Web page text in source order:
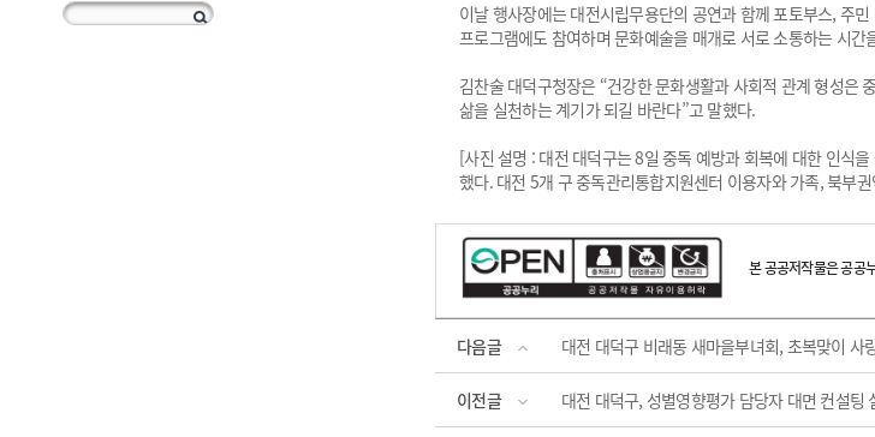
이날 행사장에는 대전시립무용단의 공연과 함께 포토부스, 주
프로그램에도 참여하며 문화예술을 매개로 서로 소통하는 시간
김찬술 대덕구청장은 “건강한 문화생활과 사회적 관계 형성은
삶을 실천하는 계기가 되길 바란다”고 말했다.
[사진 설명 : 대전 대덕구는 8일 중독 예방과 회복에 대한 인식
했다. 대전 5개 구 중독관리통합지원센터 이용자와 가족, 북부
본 공공저작물은 공공
다음글 대전 대덕구 비래동 새마을부녀회, 초복맞이 사
이전글 대전 대덕구, 성별영향평가 담당자 대면 컨설